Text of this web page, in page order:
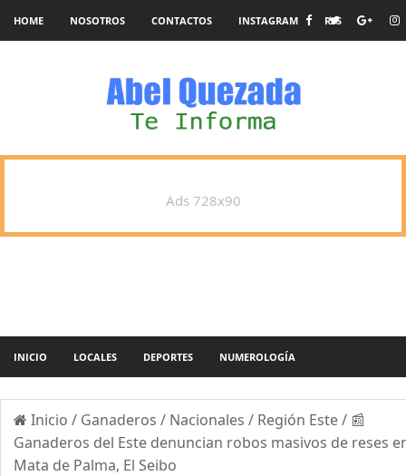
HOME NOSOTROS CONTACTOS INSTAGRAM RSS
Ads 728x90
INICIO LOCALES DEPORTES NUMEROLOGÍA
Inicio / Ganaderos / Nacionales / Región Este/ 📰
Ganaderos del Este denuncian robos masivos de reses
Mata de Palma, El Seibo